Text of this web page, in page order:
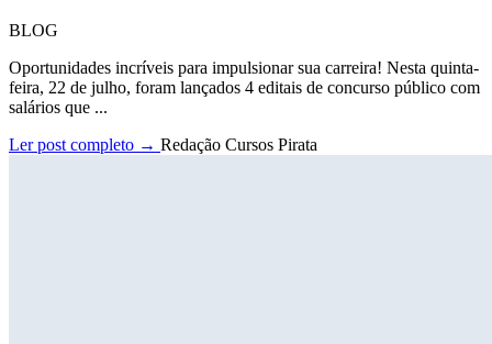
BLOG
Oportunidades incríveis para impulsionar sua carreira! Nesta quinta-
feira, 22 de julho, foram lançados 4 editais de concurso público com
salários que ...
Ler post completo → Redação Cursos Pirata